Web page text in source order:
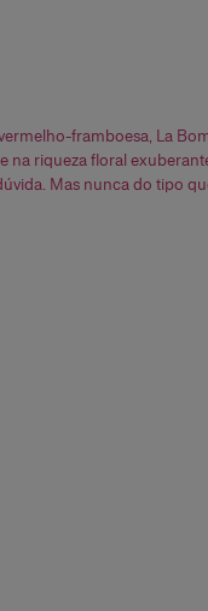
framboesa, La
riqueza floral
Mas nunca do tipo